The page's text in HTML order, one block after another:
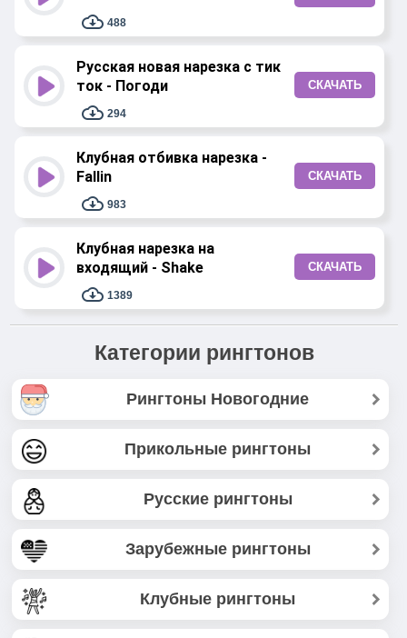
488
Русская новая нарезка с тик
ток - Погоди
294
СКАЧАТЬ
Клубная отбивка нарезка -
Fallin
983
СКАЧАТЬ
Клубная нарезка на
входящий - Shake
1389
СКАЧАТЬ
Категории рингтонов
Рингтоны Новогодние
Прикольные рингтоны
Русские рингтоны
Зарубежные рингтоны
Клубные рингтоны